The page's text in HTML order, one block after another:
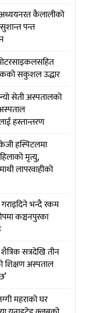
कैलालीको
पन्त
सकुशल उद्धार
सेती अस्पतालको
हस्तान्तरण
हस्पिटलमा
मृत्यु,
लापरवाहीको
गराइदिने भन्दै रकम
कञ्चनपुरका
सत्रदेखि तीन
शिक्षण अस्पताल
महराको घर